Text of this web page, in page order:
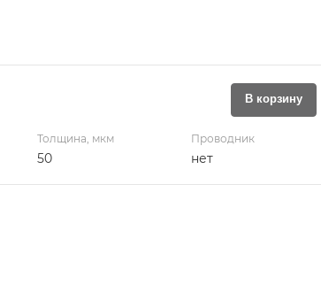
В корзину
Толщина, мкм
50
Проводник
нет